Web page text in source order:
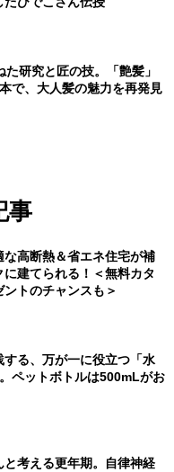
た研究と匠の技。「艶髪」
で、大人髪の魅力を再発見
事
な高断熱＆省エネ住宅が補
に建てられる！＜無料カタ
ントのチャンスも＞
する、万が一に役立つ「水
ペットボトルは500mLがお
と考える更年期。自律神経